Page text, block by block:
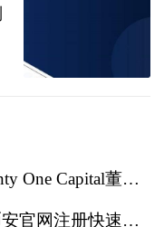
Tether任命独立董事至Twenty One Capital董事会，重设审计委员会。
比特币跌破59000美元！币安官网注册快速跟进底部研判